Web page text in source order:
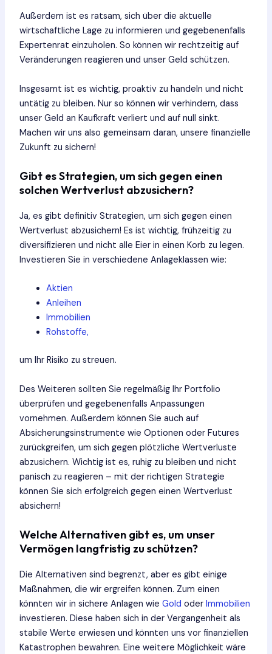
Außerdem ist es ratsam, sich über die aktuelle
wirtschaftliche Lage zu informieren und gegebenenfalls
Expertenrat einzuholen. So können wir rechtzeitig auf
Veränderungen reagieren und unser Geld schützen.
Insgesamt ist es wichtig, proaktiv zu handeln und nicht
untätig zu bleiben. Nur so können wir verhindern, dass
unser Geld an Kaufkraft verliert und auf null sinkt.
Machen wir uns also gemeinsam daran, unsere finanzielle
Zukunft zu sichern!
Gibt es Strategien, um sich gegen einen
solchen Wertverlust abzusichern?
Ja, es gibt definitiv Strategien, um sich gegen einen
Wertverlust abzusichern! Es ist wichtig, frühzeitig zu
diversifizieren und nicht alle Eier in einen Korb zu legen.
Investieren Sie in verschiedene Anlageklassen wie:
Aktien
Anleihen
Immobilien
Rohstoffe,
um Ihr Risiko zu streuen.
Des Weiteren sollten Sie regelmäßig Ihr Portfolio
überprüfen und gegebenenfalls Anpassungen
vornehmen. Außerdem können Sie auch auf
Absicherungsinstrumente wie Optionen oder Futures
zurückgreifen, um sich gegen plötzliche Wertverluste
abzusichern. Wichtig ist es, ruhig zu bleiben und nicht
panisch zu reagieren – mit der richtigen Strategie
können Sie sich erfolgreich gegen einen Wertverlust
absichern!
Welche Alternativen gibt es, um unser
Vermögen langfristig zu schützen?
Die Alternativen sind begrenzt, aber es gibt einige
Maßnahmen, die wir ergreifen können. Zum einen
könnten wir in sichere Anlagen wie Gold oder Immobilien
investieren. Diese haben sich in der Vergangenheit als
stabile Werte erwiesen und könnten uns vor finanziellen
Katastrophen bewahren. Eine weitere Möglichkeit wäre